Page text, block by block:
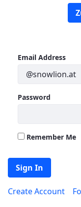
Sign In
Email Address
Password
Remember Me
Sign In
Create Account